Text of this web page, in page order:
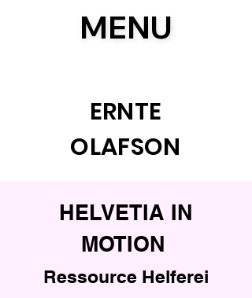
MENU
MENU
ERNTE
OLAFSON
HELVETIA IN
MOTION
Ressource Helferei